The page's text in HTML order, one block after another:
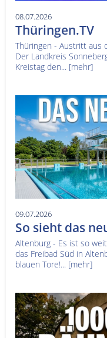
08.07.2026
Thüringen.TV
Thüringen - Austritt aus
Der Landkreis
Kreistag den... [mehr]
09.07.2026
So sieht das
Altenburg - Es ist so
das Freibad Süd in
blauen Tore!... [mehr]